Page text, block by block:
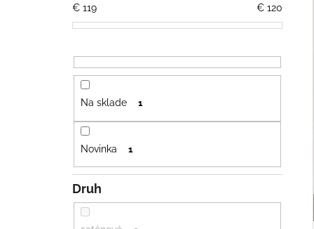
€ 119 € 120
Na sklade 1
Novinka 1
Druh